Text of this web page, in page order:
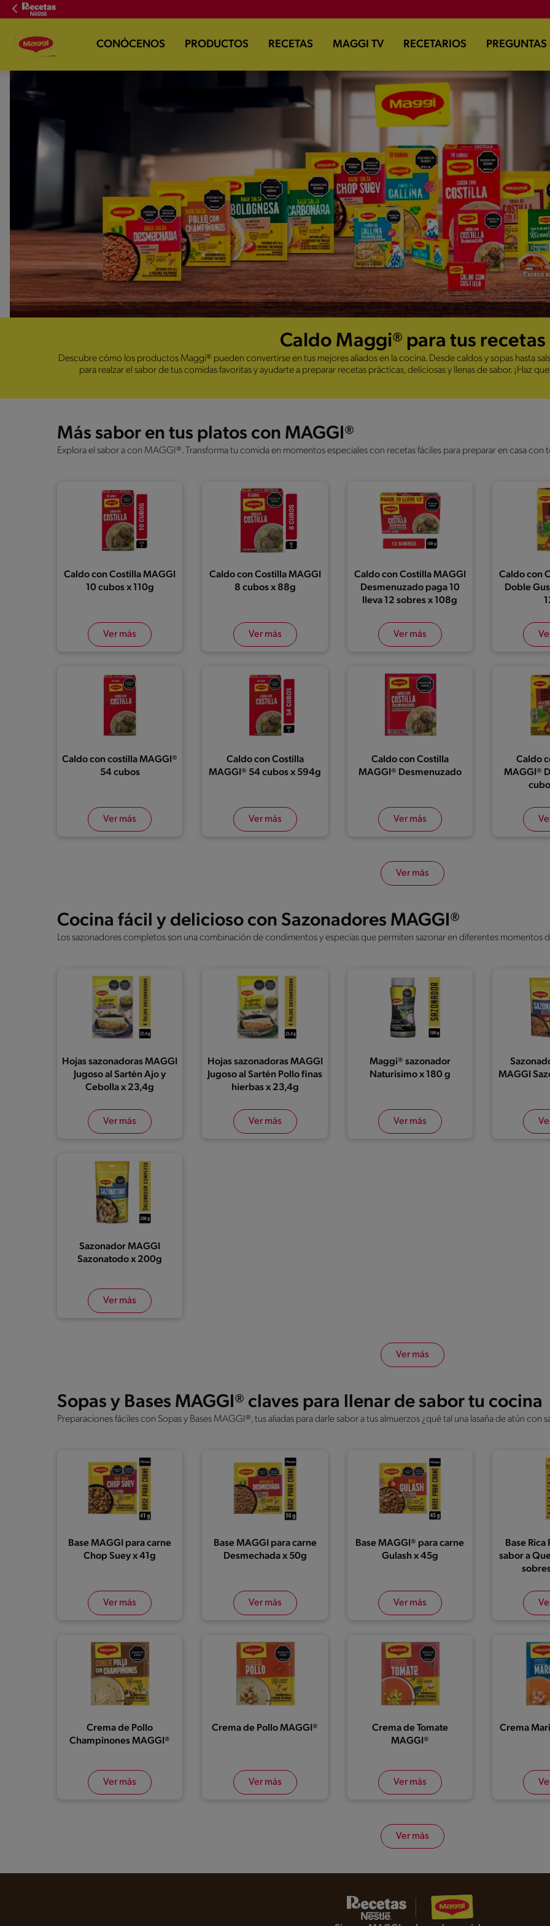
CONÓCENOS PRODUCTOS RECETAS MAGGI TV RECETARIOS
Caldo Maggi® para tus recetas
Descubre cómo los productos Maggi® pueden convertirse en tus mejores aliados en la cocina. Desde caldos y sopas hasta
para realzar el sabor de tus comidas favoritas y ayudarte a preparar recetas prácticas, deliciosas y llenas de sabor. ¡Haz
Más sabor en tus platos con MAGGI®
Explora el sabor a con MAGGI®. Transforma tu comida en momentos especiales con recetas fáciles para preparar en casa
Caldo con Costilla MAGGI
10 cubos x 110g
Ver más
Caldo con Costilla MAGGI
8 cubos x 88g
Ver más
Caldo con Costilla MAGGI
Desmenuzado paga 10
lleva 12 sobres x 108g
Ver más
Caldo con
Doble
Caldo con costilla MAGGI®
54 cubos
Ver más
Caldo con Costilla
MAGGI® 54 cubos x 594g
Ver más
Caldo con Costilla
MAGGI® Desmenuzado
Ver más
Caldo
MAGGI®
Ver más
Cocina fácil y delicioso con Sazonadores MAGGI®
Los sazonadores completos son una combinación de condimentos y especias que permiten sazonar en diferentes momentos
Hojas sazonadoras MAGGI
Jugoso al Sartén Ajo y
Cebolla x 23,4g
Ver más
Hojas sazonadoras MAGGI
Jugoso al Sartén Pollo finas
hierbas x 23,4g
Ver más
Maggi® sazonador
Naturisimo x 180 g
Ver más
MAGGI
Sazonador MAGGI
Sazonatodo x 200g
Ver más
Ver más
Sopas y Bases MAGGI® claves para llenar de sabor tu cocina
Preparaciones fáciles con Sopas y Bases MAGGI®, tus aliadas para darle sabor a tus almuerzos ¿qué tal una lasaña de atún con
Base MAGGI para carne
Chop Suey x 41g
Ver más
Base MAGGI para carne
Desmechada x 50g
Ver más
Base MAGGI® para carne
Gulash x 45g
Ver más
Base Rica
sabor a
Crema de Pollo
Champinones MAGGI®
Ver más
Crema de Pollo MAGGI®
Ver más
Crema de Tomate
MAGGI®
Ver más
Crema
Ver más